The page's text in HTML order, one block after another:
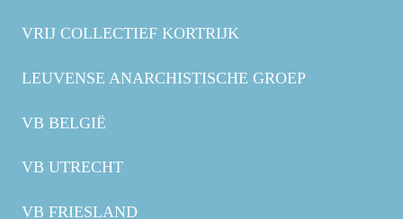
VRIJ COLLECTIEF KORTRIJK
LEUVENSE ANARCHISTISCHE GROEP
VB BELGIË
VB UTRECHT
VB FRIESLAND